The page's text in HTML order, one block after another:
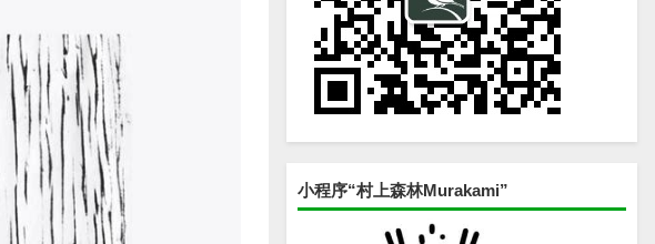
小程序“村上森林Murakami”